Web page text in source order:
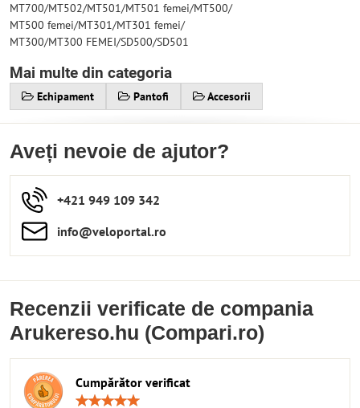
MT700/MT502/MT501/MT501 femei/MT500/
MT500 femei/MT301/MT301 femei/
MT300/MT300 FEMEI/SD500/SD501
Mai multe din categoria
Echipament Pantofi Accesorii
Aveți nevoie de ajutor?
+421 949 109 342
info​​@veloportal​.ro
Recenzii verificate de compania
Arukereso.hu (Compari.ro)
Cumpărător verificat